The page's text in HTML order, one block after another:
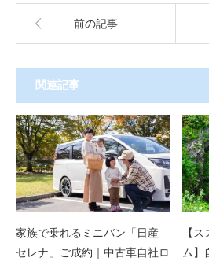
前の記事
関連記事
家族で乗れるミニバン「日産
セレナ」ご成約｜中古車自社ロ
【
ム】